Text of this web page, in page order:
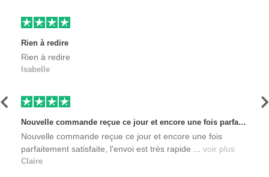
Rien à redire
Rien à redire
Isabelle
Nouvelle commande reçue ce jour et encore une fois parfaitement satisfaite, l'envoi est très rapide et les produits sont toujours conditionnés de manière personnalisés. L'avantage de commander auprès de créateurs indépendants.
Nouvelle commande reçue ce jour et encore une fois
parfaitement satisfaite, l'envoi est très rapide ... voir plus
Claire
Précédent